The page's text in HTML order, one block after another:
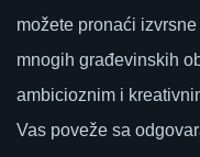
možete pronaći
mnogih građevinskih
ambicioznim i
Vas poveže sa